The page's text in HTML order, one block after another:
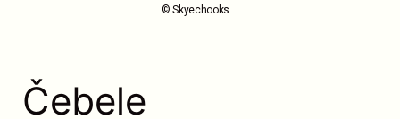
© Skyechooks
Čebele